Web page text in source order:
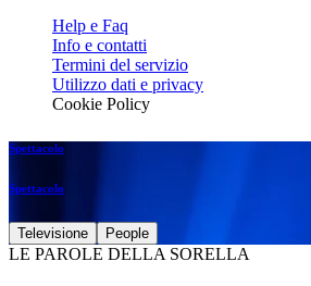
Help e Faq
Info e contatti
Termini del servizio
Utilizzo dati e privacy
Cookie Policy
Spettacolo
Spettacolo
Televisione People
LE PAROLE DELLA SORELLA